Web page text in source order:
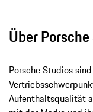
Über
Porsche Studios
Aufenthaltsqualität